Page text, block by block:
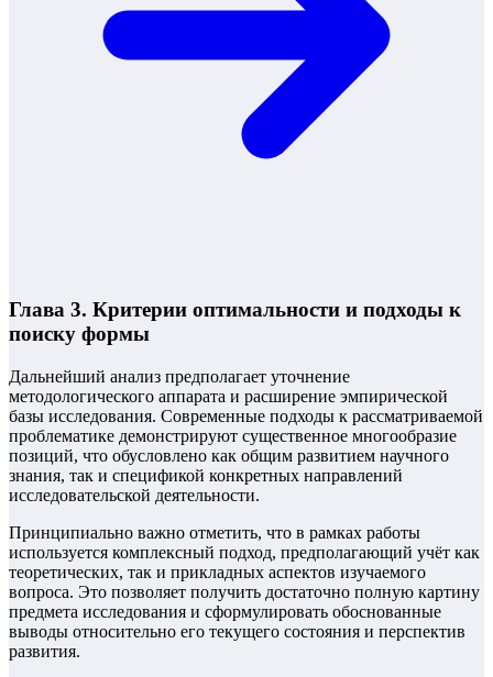
Глава 3. Критерии оптимальности и подходы к
поиску формы
Дальнейший анализ предполагает уточнение
методологического аппарата и расширение эмпирической
базы исследования. Современные подходы к рассматриваемой
проблематике демонстрируют существенное многообразие
позиций, что обусловлено как общим развитием научного
знания, так и спецификой конкретных направлений
исследовательской деятельности.
Принципиально важно отметить, что в рамках работы
используется комплексный подход, предполагающий учёт как
теоретических, так и прикладных аспектов изучаемого
вопроса. Это позволяет получить достаточно полную картину
предмета исследования и сформулировать обоснованные
выводы относительно его текущего состояния и перспектив
развития.